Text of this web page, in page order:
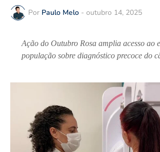
Por Paulo Melo - outubro 14, 2025
Ação do Outubro Rosa amplia acesso ao
população sobre diagnóstico precoce do